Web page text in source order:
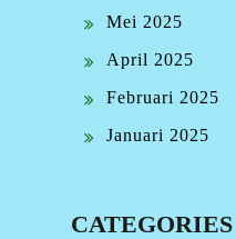
Mei 2025
April 2025
Februari 2025
Januari 2025
CATEGORIES